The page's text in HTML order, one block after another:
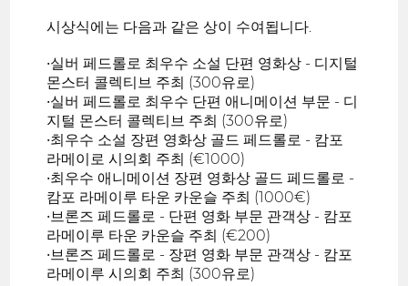
시상식에는 다음과 같은 상이 수여됩니다.
•실버 페드롤로 최우수 소설 단편 영화상 - 디지털
몬스터 콜렉티브 주최 (300유로)
•실버 페드롤로 최우수 단편 애니메이션 부문 - 디
지털 몬스터 콜렉티브 주최 (300유로)
•최우수 소설 장편 영화상 골드 페드롤로 - 캄포
라메이로 시의회 주최 (€1000)
•최우수 애니메이션 장편 영화상 골드 페드롤로 -
캄포 라메이루 타운 카운슬 주최 (1000€)
•브론즈 페드롤로 - 단편 영화 부문 관객상 - 캄포
라메이루 타운 카운슬 주최 (€200)
•브론즈 페드롤로 - 장편 영화 부문 관객상 - 캄포
라메이루 시의회 주최 (300유로)